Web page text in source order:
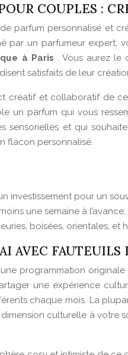
COUPLES :
parfum personnalisé et
par un parfumeur expert,
à Paris . Vous aurez le
satisfaits de leur
créatif et collaboratif
un parfum qui vous
sensorielles et qui
flacon personnalisé.
investissement pour un
une semaine à
boisées, orientales,
AVEC
une programmation
une expérience
chaque mois. La
culturelle à votre